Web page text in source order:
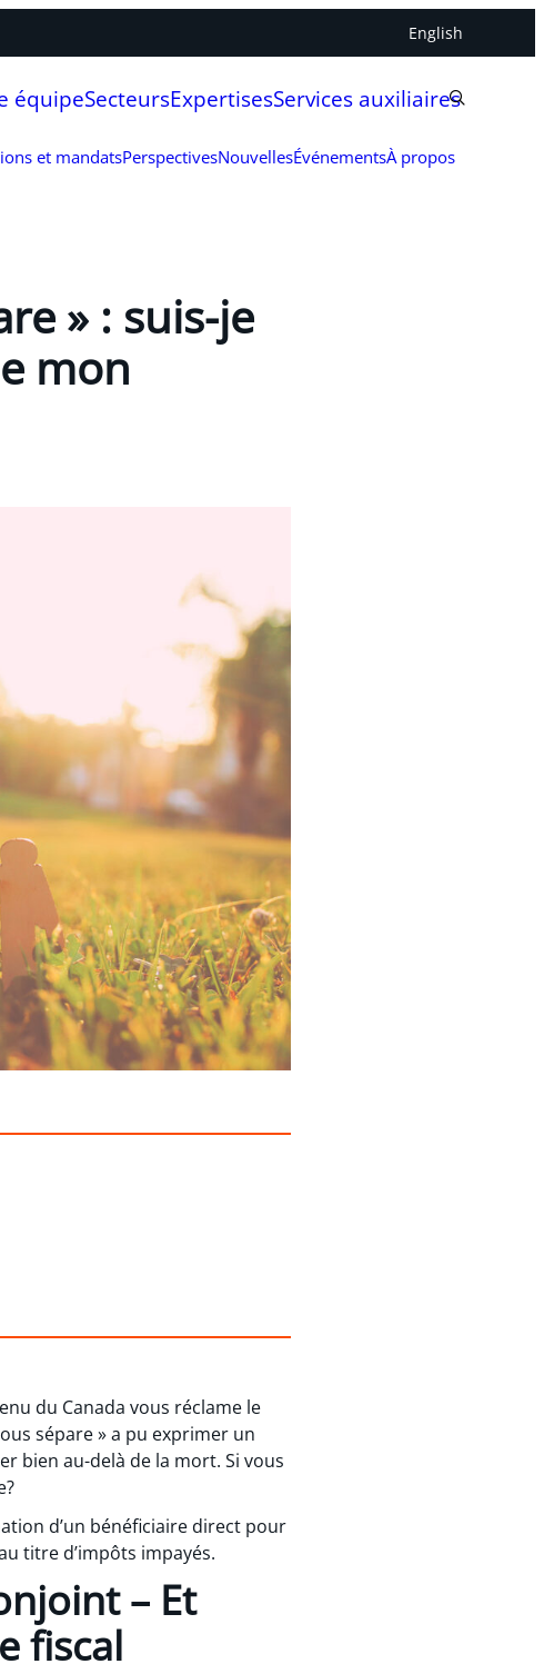
English
équipeSecteursExpertisesServices auxiliaires
et mandatsPerspectivesNouvellesÉvénementsÀ propos
» : suis-je
mon
du Canada vous réclame le
sépare » a pu exprimer un
bien au-delà de la mort. Si vous
d’un bénéficiaire direct pour
titre d’impôts impayés.
– Et
fiscal